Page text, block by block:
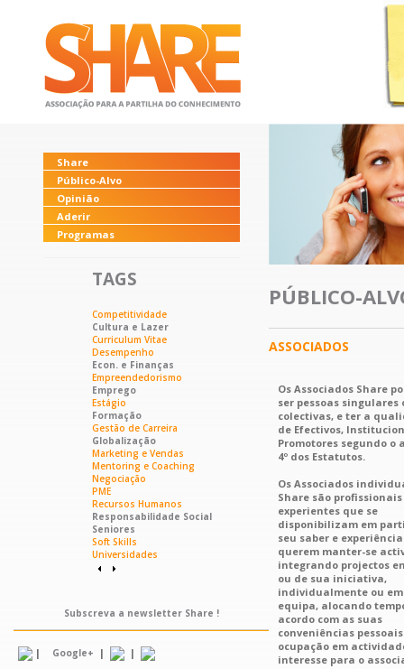
Share
Público-Alvo
Opinião
Aderir
Programas
TAGS
Competitividade
Cultura e Lazer
Curriculum Vitae
Desempenho
Econ. e Finanças
Empreendedorismo
Emprego
Estágio
Formação
Gestão de Carreira
Globalização
Marketing e Vendas
Mentoring e Coaching
Negociação
PME
Recursos Humanos
Responsabilidade Social
Seniores
Soft Skills
Universidades
Subscreva a newsletter Share !
| Google+ | |
PÚBLICO-
ASSOCIADOS
Os Associados Share
ser pessoas singulares
colectivas, e ter a
de Efectivos,
Promotores segundo o
4º dos Estatutos.
Os Associados
Share são profissionais
experientes que se
disponibilizam em
seu saber e
querem manter-se
integrando projectos
ou de sua iniciativa,
individualmente ou em
equipa, alocando
acordo com as suas
conveniências
ocupação em
interesse para o